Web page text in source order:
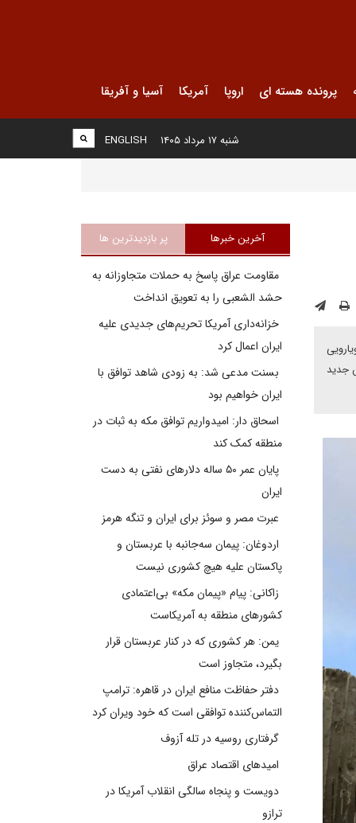
پرونده هسته ای اروپا آمریکا آسیا و آفریقا
ENGLISH شنبه ۱۷ مرداد ۱۴۰۵
جدید
آخرین خبرها پر بازدیدترین ها
مقاومت عراق پاسخ به حملات متجاوزانه به
حشد الشعبی را به تعویق انداخت
خزانه‌داری آمریکا تحریم‌های جدیدی علیه
ایران اعمال کرد
بسنت مدعی شد: به زودی شاهد توافق با
ایران خواهیم بود
اسحاق دار: امیدواریم توافق مکه به ثبات در
منطقه کمک کند
پایان عمر ۵۰ ساله دلارهای نفتی به دست
ایران
عبرت مصر و سوئز برای ایران و تنگه هرمز
اردوغان: پیمان سه‌جانبه با عربستان و
پاکستان علیه هیچ کشوری نیست
زاکانی: پیام «پیمان مکه» بی‌اعتمادی
کشورهای منطقه به آمریکاست
یمن: هر کشوری که در کنار عربستان قرار
بگیرد، متجاوز است
دفتر حفاظت منافع ایران در قاهره: ترامپ
التماس‌کننده توافقی است که خود ویران کرد
گرفتاری روسیه در تله آزوف
امیدهای اقتصاد عراق
دویست و پنجاه سالگی انقلاب آمریکا در
ترازو